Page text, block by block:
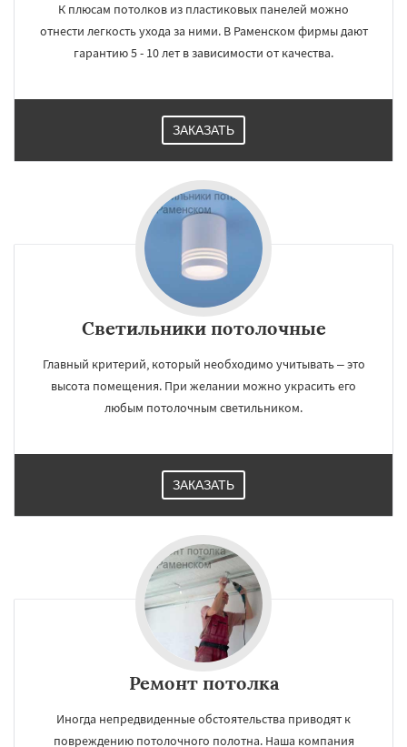
К плюсам потолков из пластиковых панелей можно
отнести легкость ухода за ними. В Раменском фирмы дают
гарантию 5 - 10 лет в зависимости от качества.
ЗАКАЗАТЬ
Светильники потолочные
Главный критерий, который необходимо учитывать – это
высота помещения. При желании можно украсить его
любым потолочным светильником.
ЗАКАЗАТЬ
Ремонт потолка
Иногда непредвиденные обстоятельства приводят к
повреждению потолочного полотна. Наша компания